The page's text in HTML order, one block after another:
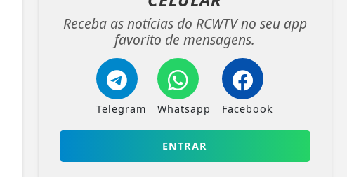
Receba as notícias do RCWTV no seu app
favorito de mensagens.
Telegram Whatsapp Facebook
ENTRAR